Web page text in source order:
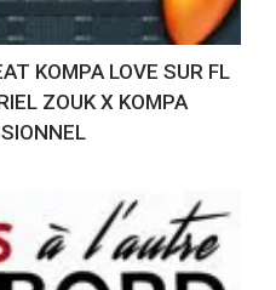
KOMPA LOVE SUR FL
ZOUK X KOMPA